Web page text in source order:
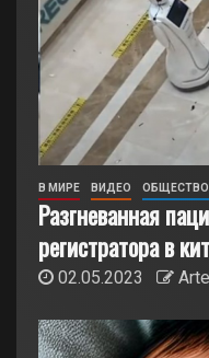
В МИРЕ ВИДЕО ОБЩЕСТВО
Разгневанная
регистратора в
02.05.2023